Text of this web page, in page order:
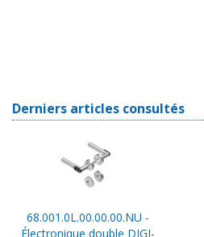
Derniers articles consultés
68.001.0L.00.00.00.NU -
Électronique double DIGI-